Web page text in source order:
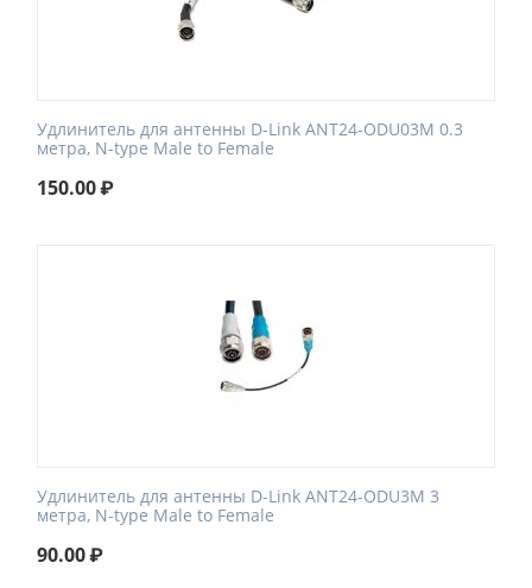
Удлинитель для антенны D-Link ANT24-ODU03M 0.3
метра, N-type Male to Female
150.00₽
Удлинитель для антенны D-Link ANT24-ODU3M 3
метра, N-type Male to Female
90.00₽